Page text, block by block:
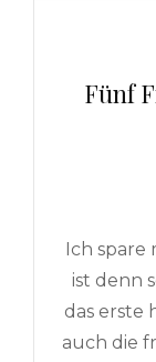
Fünf
Ich spare
ist denn
das erste
auch die